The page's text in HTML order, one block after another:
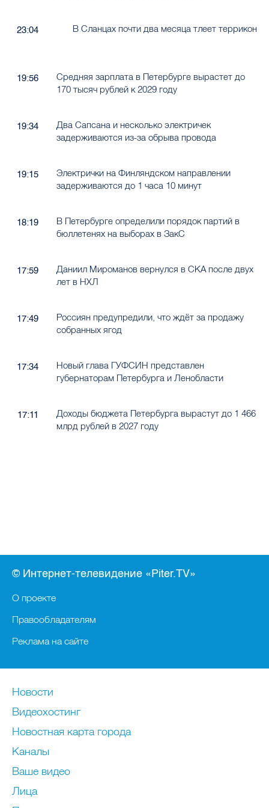
23:04 В Сланцах почти два месяца тлеет террикон
19:56
Средняя зарплата в Петербурге вырастет до
170 тысяч рублей к 2029 году
19:34
Два Сапсана и несколько электричек
задерживаются из-за обрыва провода
19:15
Электрички на Финляндском направлении
задерживаются до 1 часа 10 минут
18:19
В Петербурге определили порядок партий в
бюллетенях на выборах в ЗакС
17:59
Даниил Мироманов вернулся в СКА после двух
лет в НХЛ
17:49
Россиян предупредили, что ждёт за продажу
собранных ягод
17:34
Новый глава ГУФСИН представлен
губернаторам Петербурга и Ленобласти
17:11
Доходы бюджета Петербурга вырастут до 1 466
млрд рублей в 2027 году
© Интернет-телевидение «Piter.TV»
О проекте
Правообладателям
Реклама на сайте
Новости
Видеохостинг
Новостная карта города
Каналы
Ваше видео
Лица